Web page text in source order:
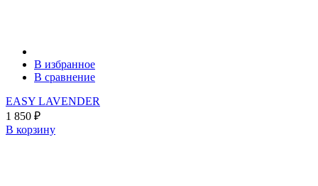
В избранное
В сравнение
EASY LAVENDER
1 850 ₽
В корзину